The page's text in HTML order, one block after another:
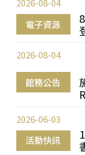
電子資源
2026-08-04
館務公告
2026-08-04
活動快訊
2026-06-03